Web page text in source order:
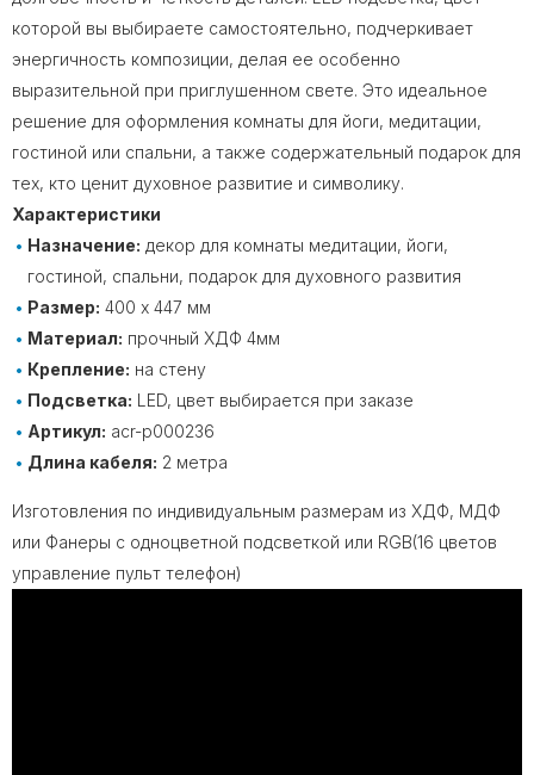
которой вы выбираете самостоятельно, подчеркивает
энергичность композиции, делая ее особенно
выразительной при приглушенном свете. Это идеальное
решение для оформления комнаты для йоги, медитации,
гостиной или спальни, а также содержательный подарок для
тех, кто ценит духовное развитие и символику.
Характеристики
Назначение: декор для комнаты медитации, йоги,
гостиной, спальни, подарок для духовного развития
Размер: 400 х 447 мм
Материал: прочный ХДФ 4мм
Крепление: на стену
Подсветка: LED, цвет выбирается при заказе
Артикул: acr-p000236
Длина кабеля: 2 метра
Изготовления по индивидуальным размерам из ХДФ, МДФ
или Фанеры с одноцветной подсветкой или RGB(16 цветов
управление пульт телефон)